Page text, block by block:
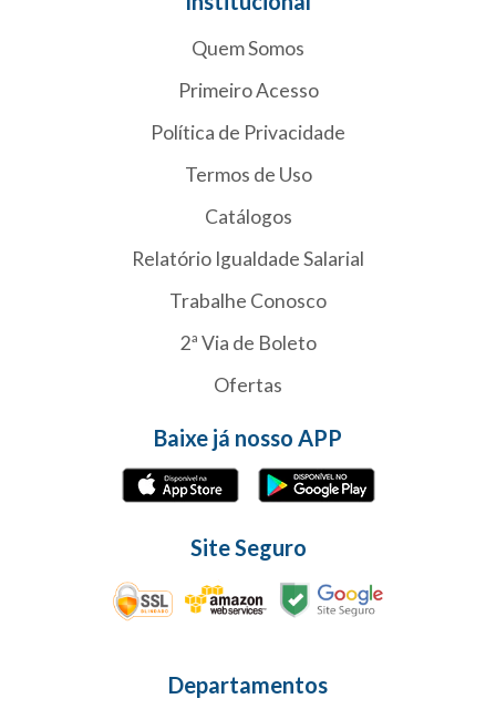
Quem Somos
Primeiro Acesso
Política de Privacidade
Termos de Uso
Catálogos
Relatório Igualdade Salarial
Trabalhe Conosco
2ª Via de Boleto
Ofertas
Baixe já nosso APP
Site Seguro
Departamentos